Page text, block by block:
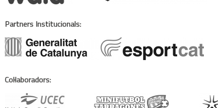
Partners Institucionals:
Col·laboradors: